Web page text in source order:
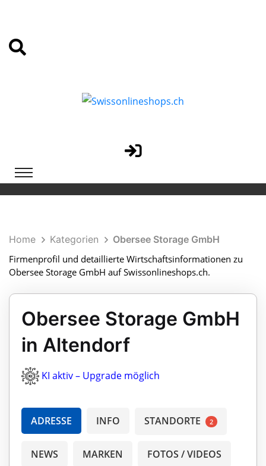
Home Kategorien
Obersee Storage GmbH
Firmenprofil und detaillierte Wirtschaftsinformationen zu
Obersee Storage GmbH auf Swissonlineshops.ch.
Obersee Storage GmbH
in Altendorf
KI aktiv – Upgrade möglich
ADRESSE INFO STANDORTE 2
NEWS MARKEN FOTOS / VIDEOS